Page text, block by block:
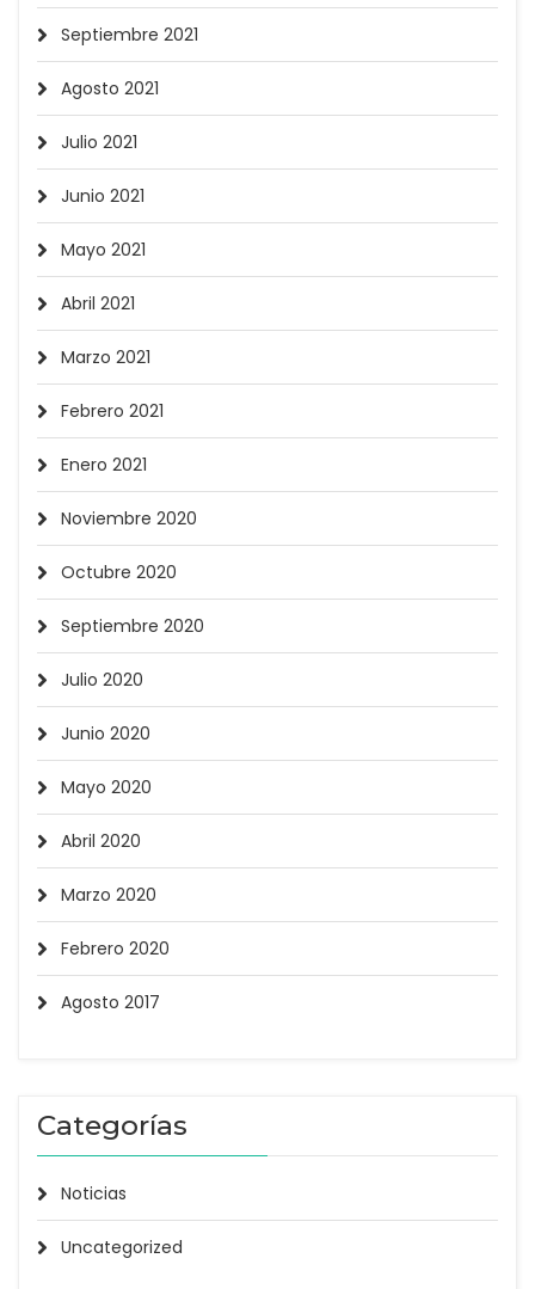
Septiembre 2021
Agosto 2021
Julio 2021
Junio 2021
Mayo 2021
Abril 2021
Marzo 2021
Febrero 2021
Enero 2021
Noviembre 2020
Octubre 2020
Septiembre 2020
Julio 2020
Junio 2020
Mayo 2020
Abril 2020
Marzo 2020
Febrero 2020
Agosto 2017
Categorías
Noticias
Uncategorized